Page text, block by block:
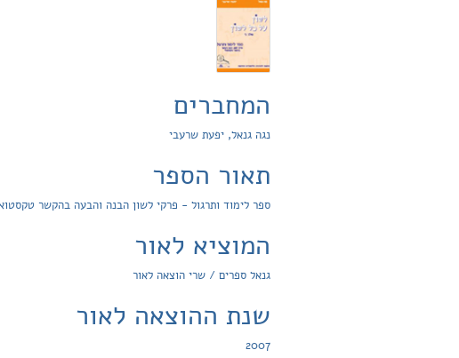
המחברים
נגה גנאל, יפעת שרעבי
תאור הספר
ספר לימוד ותרגול - פרקי לשון הבנה והבעה בהקשר טקסטואלי,
המוציא לאור
גנאל ספרים / שרי הוצאה לאור
שנת ההוצאה לאור
2007